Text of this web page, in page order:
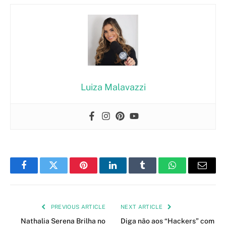
Luiza Malavazzi
FacebookTwitter PinterestLinkedInTumblr WhatsAppEmail
PREVIOUS ARTICLE
Nathalia Serena Brilha no
NEXT ARTICLE
Diga não aos “Hackers” com